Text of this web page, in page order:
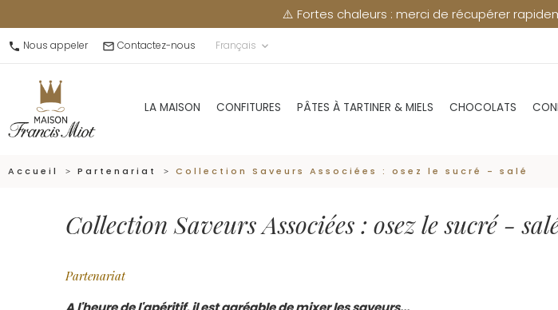
⚠️ Fortes chaleurs : merci de récupérer rapidement vos colis
call Nous appeler mail_outline Contactez-nous Français keyboard_arrow_down
LA MAISON CONFITURES PÂTES À TARTINER & MIELS CHOCOLATS
Accueil Partenariat Collection Saveurs Associées : osez le sucré - salé
Collection Saveurs Associées : osez le sucré -
Partenariat